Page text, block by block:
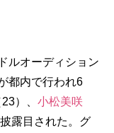
ルオーディション
都内で行われ6
23）、 小松美咲
露目された。グ